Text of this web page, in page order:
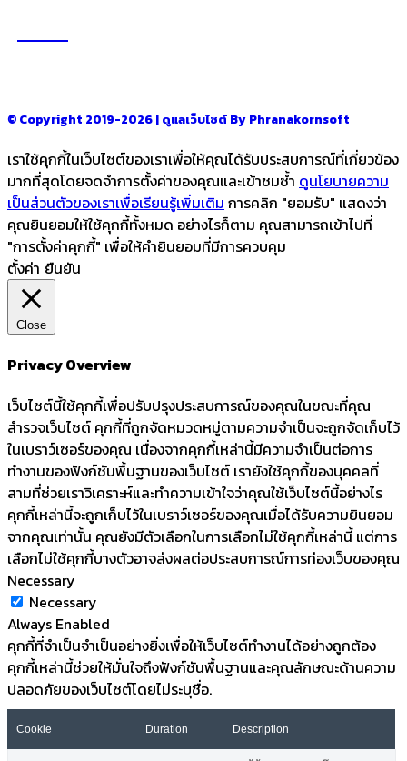
รู้จักเรา
© Copyright 2019-2026 | ดูแลเว็บไซต์ By Phranakornsoft
เราใช้คุกกี้ในเว็บไซต์ของเราเพื่อให้คุณได้รับประสบการณ์ที่เกี่ยวข้อง
มากที่สุดโดยจดจำการตั้งค่าของคุณและเข้าชมซ้ำ ดูนโยบายความ
เป็นส่วนตัวของเราเพื่อเรียนรู้เพิ่มเติม การคลิก "ยอมรับ" แสดงว่า
คุณยินยอมให้ใช้คุกกี้ทั้งหมด อย่างไรก็ตาม คุณสามารถเข้าไปที่
"การตั้งค่าคุกกี้" เพื่อให้คำยินยอมที่มีการควบคุม
ตั้งค่า ยืนยัน
Close
Privacy Overview
เว็บไซต์นี้ใช้คุกกี้เพื่อปรับปรุงประสบการณ์ของคุณในขณะที่คุณ
สำรวจเว็บไซต์ คุกกี้ที่ถูกจัดหมวดหมู่ตามความจำเป็นจะถูกจัดเก็บไว้
ในเบราว์เซอร์ของคุณ เนื่องจากคุกกี้เหล่านี้มีความจำเป็นต่อการ
ทำงานของฟังก์ชันพื้นฐานของเว็บไซต์ เรายังใช้คุกกี้ของบุคคลที่
สามที่ช่วยเราวิเคราะห์และทำความเข้าใจว่าคุณใช้เว็บไซต์นี้อย่างไร
คุกกี้เหล่านี้จะถูกเก็บไว้ในเบราว์เซอร์ของคุณเมื่อได้รับความยินยอม
จากคุณเท่านั้น คุณยังมีตัวเลือกในการเลือกไม่ใช้คุกกี้เหล่านี้ แต่การ
เลือกไม่ใช้คุกกี้บางตัวอาจส่งผลต่อประสบการณ์การท่องเว็บของคุณ
Necessary
Necessary
Always Enabled
คุกกี้ที่จำเป็นจำเป็นอย่างยิ่งเพื่อให้เว็บไซต์ทำงานได้อย่างถูกต้อง
คุกกี้เหล่านี้ช่วยให้มั่นใจถึงฟังก์ชันพื้นฐานและคุณลักษณะด้านความ
ปลอดภัยของเว็บไซต์โดยไม่ระบุชื่อ.
Cookie Duration Description